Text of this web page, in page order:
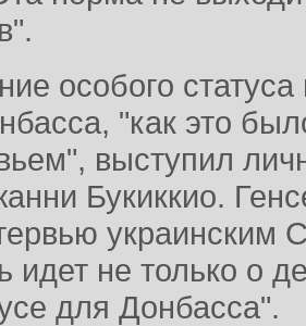
особого
"как это
выступил
Букиккио.
украинским
идет не только о
для Донбасса".